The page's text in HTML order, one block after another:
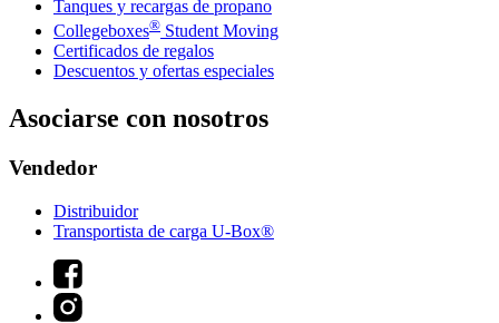
Tanques y recargas de propano
Collegeboxes® Student Moving
Certificados de regalos
Descuentos y ofertas especiales
Asociarse con nosotros
Vendedor
Distribuidor
Transportista de carga U-Box®